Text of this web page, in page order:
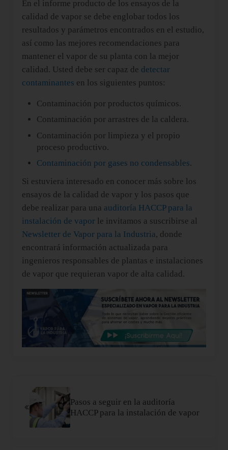
En el informe producto de los ensayos de la
calidad de vapor se debe englobar todos los
resultados y parámetros encontrados en el estudio,
así como las mejores recomendaciones para
mantener el vapor de su planta con la mejor
calidad. Usted debe ser capaz de detectar
contaminantes en los siguientes puntos:
Contaminación por productos químicos.
Contaminación por arrastres de la caldera.
Contaminación por limpieza y el propio
proceso productivo.
Contaminación por gases no condensables.
Si estuviera interesado en conocer más sobre los
ensayos de la calidad de vapor y los pasos que
debe realizar para una auditoría HACCP para la
instalación de vaporle invitamos a suscribirse al
Newsletter de Vapor para la Industria, donde
encontrará información actualizada para
ingenieros responsables de plantas e instalaciones
de vapor que requieran vapor de alta calidad.
Pasos a seguir en la auditoría
HACCP para la instalación de vapor